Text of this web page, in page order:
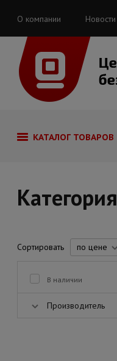
О компании Новости
КАТАЛОГ ТОВАРОВ
Категория
Сортировать по цене
В наличии
Производитель